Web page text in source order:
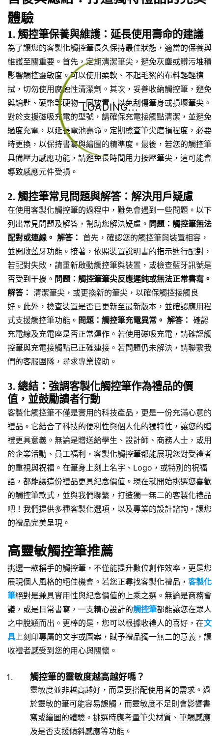
LOADING...
體驗
1. 觸控筆保養與維護：延長使用壽命的建議
為了讓您的客製化觸控筆長久保持最佳狀態，適當的保養與
維護至關重要。首先，定期清潔筆尖，避免灰塵或髒污堆積
影響觸控靈敏度。可以使用柔軟、不起毛絮的布料輕輕擦
拭，切勿使用腐蝕性清潔劑。其次，妥善收納觸控筆，避免
與鑰匙、硬幣等硬物一同放置，以免刮傷筆身或損壞筆尖。
對於支援磁吸充電的型號，請確保充電接觸點清潔，並避免
過度充電，以延長電池壽命。定期檢查筆尖磨損程度，必要
時更換，以保持書寫與繪圖的精準度。最後，若您的觸控筆
具備壓力感應功能，請避免長時間用力按壓筆尖，這可能會
導致感應元件受損。
2. 觸控筆常見問題與解答：解決用戶疑慮
在使用客製化觸控筆的過程中，難免會遇到一些問題。以下
列出常見問題及解答，幫助您解決疑慮。 問題：觸控筆無法
配對或連線。 解答： 首先，確認您的觸控筆與裝置相容，
並開啟藍牙功能。接著，依照裝置說明書的指示進行配對，
若配對失敗，請重新啟動觸控筆與裝置，或檢查藍牙訊號是
否受到干擾。 問題：觸控筆筆尖反應遲鈍或無法正常書寫。
解答： 清潔筆尖，或更換新的筆尖，以確保觸控接觸良
好。此外，檢查裝置是否已更新至最新版本，並確認應用程
式支援觸控筆功能。 問題：觸控筆充電異常。 解答： 確認
充電線及充電座是否正常運作。若使用磁吸充電，請確認觸
控筆與充電接觸點已正確連接。若問題仍未解決，請聯繫我
們的客服團隊，尋求專業協助。
3. 總結：強調客製化觸控筆作為禮品的價
值，並鼓勵讀者行動
客製化觸控筆不僅是實用的科技產品，更是一份充滿心意的
禮品。它結合了科技的便利性與個人化的獨特性，讓您的贈
禮更具意義。無論是贈送給學生、設計師、商務人士，或用
於企業活動、員工福利，客製化觸控筆都能展現您對受禮者
的重視與祝福。在筆身上刻上名字、Logo，或特別的祝福
語，都能讓這份禮品更具紀念價值。現在就開始挑選您喜歡
的觸控筆款式，並與我們聯繫，打造獨一無二的客製化禮品
吧！我們提供多種客製化選項，以及專業的設計諮詢，讓您
的禮品完美呈現。
高靈敏觸控筆推薦
挑選一款稱手的觸控筆，不僅能提升數位創作效率，更是您
展現個人風格的絕佳機會。若您正尋找客製化禮品， 客製化
筆絕對是兼具實用性與紀念價值的上乘之選。無論是商務會
議，或是日常書寫，一支精心設計的觸控筆都能讓您在眾人
之中脫穎而出。更棒的是，您可以根據收禮人的喜好，在文
具上刻印專屬的文字或圖案，賦予禮品獨一無二的意義，讓
收禮者感受到您的用心與關懷。
觸控筆的靈敏度越高越好嗎？
靈敏度並非越高越好，而是要搭配使用者的需求。過
於靈敏的筆可能容易誤觸，而靈敏度不足則會影響書
寫或繪圖的體驗。挑選時應考量筆尖材質、筆觸感應
及是否支援傾斜感應等功能。